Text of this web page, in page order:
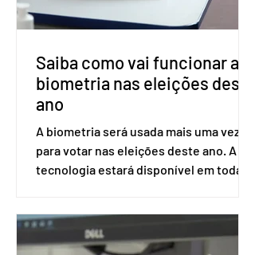
SUS (Conitec) na semana que vem. A
Conitec é um colegiado
Saiba como vai funcionar a
biometria nas eleições deste
ano
A biometria será usada mais uma vez
para votar nas eleições deste ano. A
tecnologia estará disponível em todas
Apesar da requisição, a biometria não é
obrigatória para exercer o direito ao